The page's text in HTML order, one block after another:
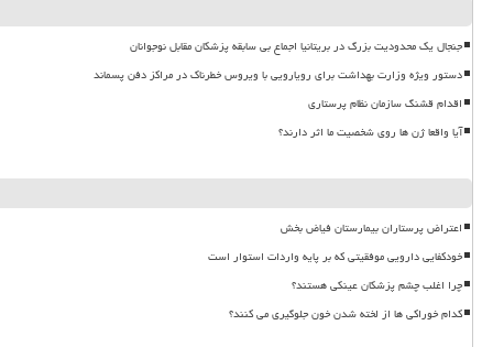
جنجال یک محدودیت بزرگ در بریتانیا اجماع بی سابقه پزشکان مقابل نوجوانان
دستور ویژه وزارت بهداشت برای رویارویی با ویروس خطرناک در مراکز دفن پسماند
اقدام قشنگ سازمان نظام پرستاری
آیا واقعا ژن ها روی شخصیت ما اثر دارند؟
اعتراض پرستاران بیمارستان فیاض بخش
خودکفایی دارویی موفقیتی که بر پایه واردات استوار است
چرا اغلب چشم پزشکان عینکی هستند؟
کدام خوراکی ها از لخته شدن خون جلوگیری می کنند؟